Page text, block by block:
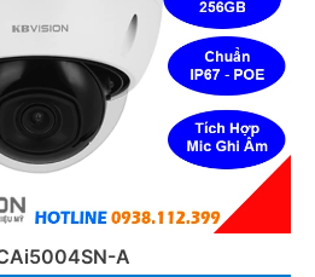
A